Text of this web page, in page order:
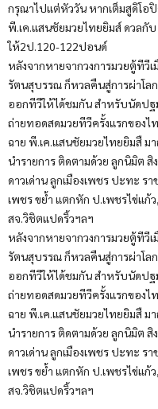
กรุณาไปแต่หัววัน หากเต็มสูดิโ
พี.เค.แสนชัยมวยไทยยิมส์ ดวลกั
ให้2ป.120-122ปอนด์
หลังจากหายจากวงการมวยตู้ทีวี
รัตนสุบรรณ ก็หวลคืนสู่การผ่าโล
ออกทีวีให้ได้ชมกัน สำหรับนัดปฐ
ถ่ายทอดสดมวยทีวีครั้งแรกของไ
ฉาย พี.เค.แสนชัยมวยไทยยิมสื
นำรายการ ติดตามด้วย ลูกนิมิต
ดาวเด่าน ลูกเมืองเพชร ปะทะ ร
เพชร ขย้ำ แตกหัก ป.เพชรไข่แก้
สจ.วิชิตแปดริ้วฯลฯ
หลังจากหายจากวงการมวยตู้ทีวี
รัตนสุบรรณ ก็หวลคืนสู่การผ่าโล
ออกทีวีให้ได้ชมกัน สำหรับนัดปฐ
ถ่ายทอดสดมวยทีวีครั้งแรกของไ
ฉาย พี.เค.แสนชัยมวยไทยยิมสื
นำรายการ ติดตามด้วย ลูกนิมิต
ดาวเด่าน ลูกเมืองเพชร ปะทะ ร
เพชร ขย้ำ แตกหัก ป.เพชรไข่แก้
สจ.วิชิตแปดริ้วฯลฯ